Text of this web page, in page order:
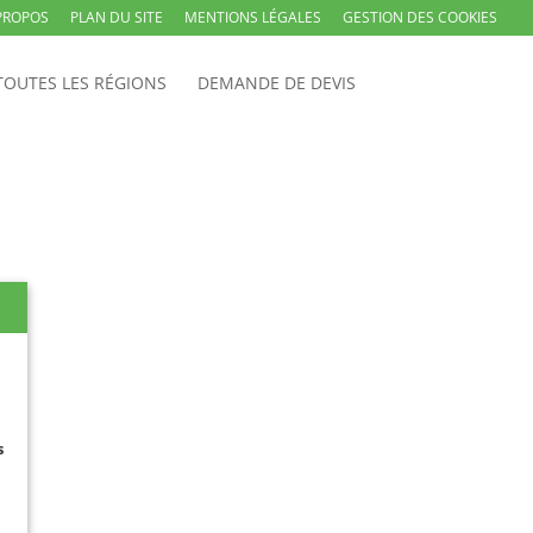
PLAN DU SITE MENTIONS LÉGALES GESTION DES COOKIES
LES RÉGIONS DEMANDE DE DEVIS